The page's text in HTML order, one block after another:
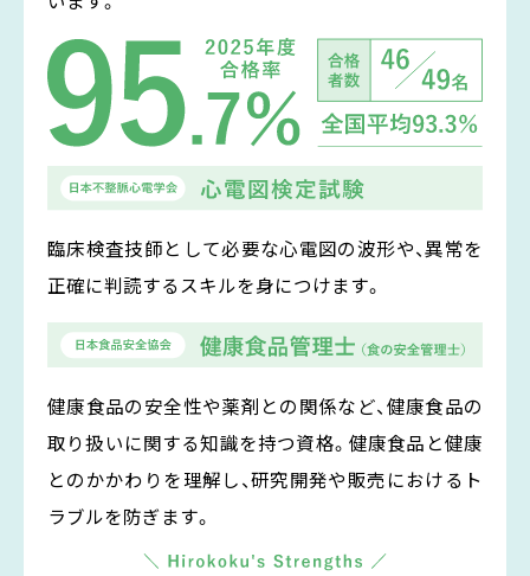
臨床検査技師として必要な心電図の波形や、異常を
正確に判読するスキルを身につけます。
健康食品の安全性や薬剤との関係など、健康食品の
取り扱いに関する知識を持つ資格。健康食品と健康
とのかかわりを理解し、研究開発や販売におけるト
ラブルを防ぎます。